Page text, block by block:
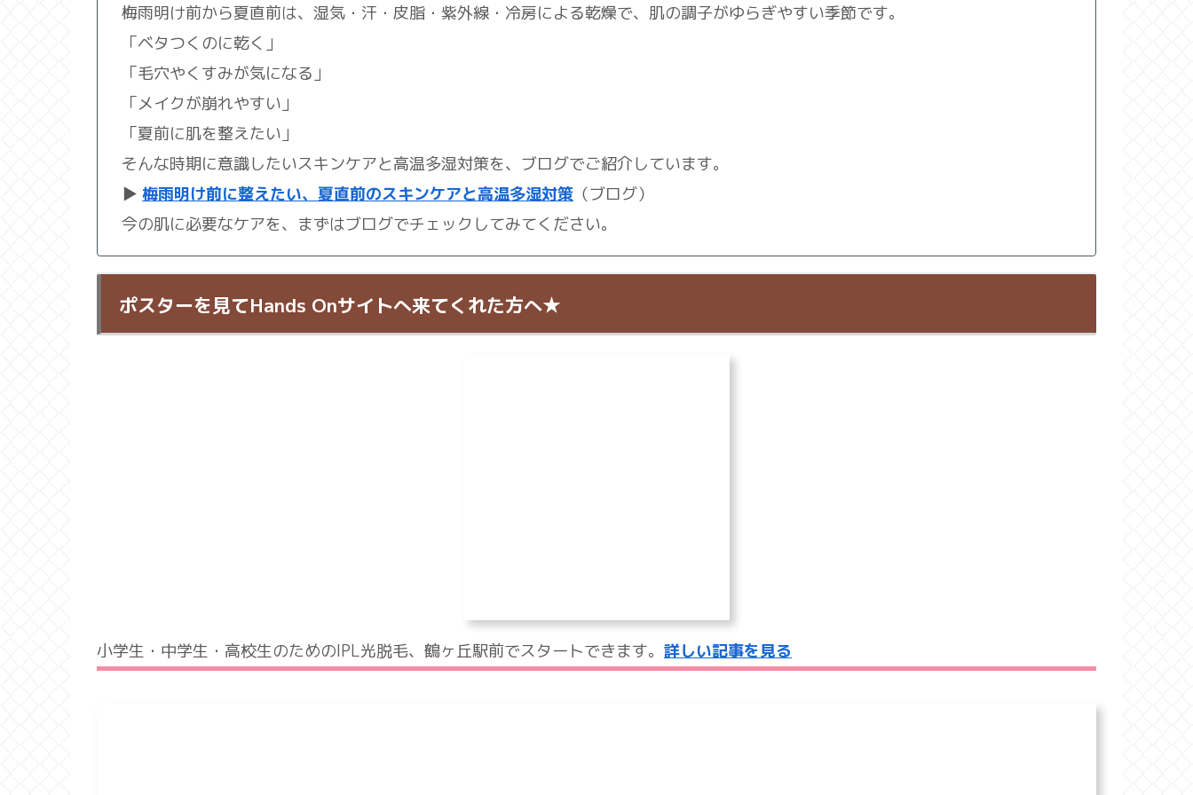
梅雨明け前から夏直前は、湿気・汗・皮脂・紫外線・冷房による乾燥で、肌の調子がゆらぎやすい季節です。
「ベタつくのに乾く」
「毛穴やくすみが気になる」
「メイクが崩れやすい」
「夏前に肌を整えたい」
そんな時期に意識したいスキンケアと高温多湿対策を、ブログでご紹介しています。
▶ 梅雨明け前に整えたい、夏直前のスキンケアと高温多湿対策 （ブログ）
今の肌に必要なケアを、まずはブログでチェックしてみてください。
ポスターを見てHands Onサイトへ来てくれた方へ★
小学生・中学生・高校生のためのIPL光脱毛、鶴ヶ丘駅前でスタートできます。 詳しい記事を見る